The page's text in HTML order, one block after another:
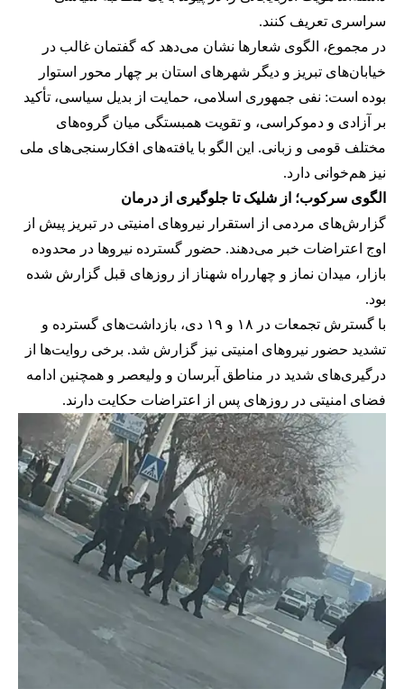
سراسری تعریف کنند.
در مجموع، الگوی شعارها نشان می‌دهد که گفتمان غالب در
خیابان‌های تبریز و دیگر شهرهای استان بر چهار محور استوار
بوده است: نفی جمهوری اسلامی، حمایت از بدیل سیاسی، تأکید
بر آزادی و دموکراسی، و تقویت همبستگی میان گروه‌های
مختلف قومی و زبانی. این الگو با یافته‌های افکارسنجی‌های ملی
نیز هم‌خوانی دارد.
الگوی سرکوب؛ از شلیک تا جلوگیری از درمان
گزارش‌های مردمی از استقرار نیروهای امنیتی در تبریز پیش از
اوج اعتراضات خبر می‌دهند. حضور گسترده نیروها در محدوده
بازار، میدان نماز و چهارراه شهناز از روزهای قبل گزارش شده
بود.
با گسترش تجمعات در ۱۸ و ۱۹ دی، بازداشت‌های گسترده و
تشدید حضور نیروهای امنیتی نیز گزارش شد. برخی روایت‌ها از
درگیری‌های شدید در مناطق آبرسان و ولیعصر و همچنین ادامه
فضای امنیتی در روزهای پس از اعتراضات حکایت دارند.